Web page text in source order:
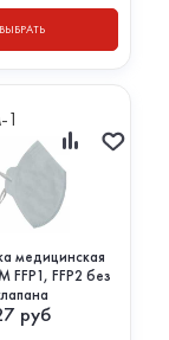
ВЫБРАТЬ
1
медицинская
FFP1, FFP2 без
руб